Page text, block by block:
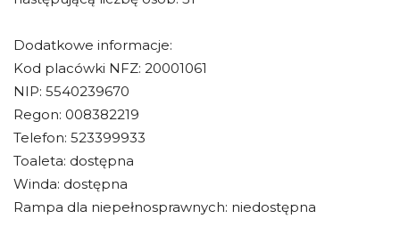
Dodatkowe informacje:
Kod placówki NFZ: 20001061
NIP: 5540239670
Regon: 008382219
Telefon: 523399933
Toaleta: dostępna
Winda: dostępna
Rampa dla niepełnosprawnych: niedostępna